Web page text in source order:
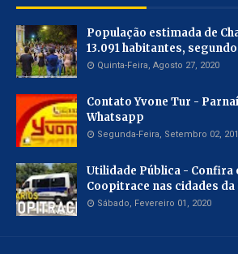
População estimada de
13.091 habitantes,
Quinta-Feira, Agosto 27, 2020
Contato Yvone Tur -
Whatsapp
Segunda-Feira, Setembro 02,
Utilidade Pública - Confira
Coopitrace nas cidades
Sábado, Fevereiro 01, 2020